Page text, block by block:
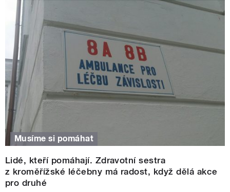
Musíme si pomáhat
Lidé, kteří pomáhají. Zdravotní sestra
z kroměřížské léčebny má radost, když dělá akce
pro druhé